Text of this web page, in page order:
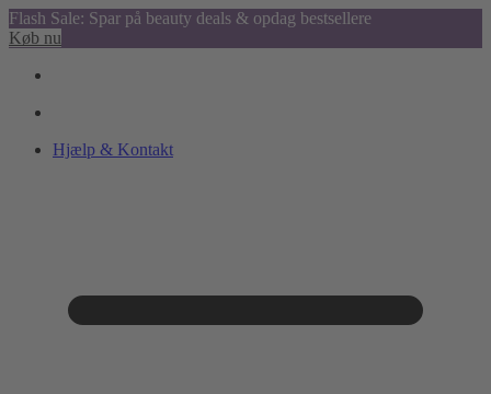
Flash Sale: Spar på beauty deals & opdag bestsellere
Køb nu
Hjælp & Kontakt